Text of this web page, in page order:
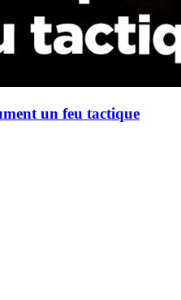
un feu tactique